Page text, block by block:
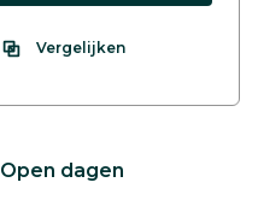
Vergelijken
Open dagen